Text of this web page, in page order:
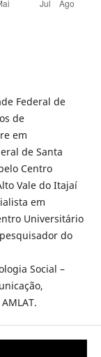
Federal de
de
em
de Santa
Centro
Vale do Itajaí
em
Universitário
do
Social –